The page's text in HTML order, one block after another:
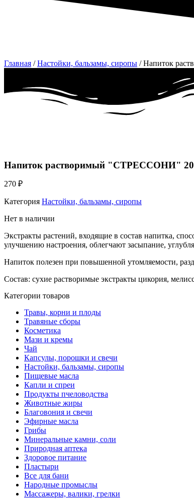
Главная /Настойки, бальзамы, сиропы / Напиток
Напиток растворимый "СТРЕССОНИ" 20
270 ₽
Категория Настойки, бальзамы, сиропы
Нет в наличии
Экстракты растений, входящие в состав напитка,
улучшению настроения, облегчают засыпание,
Напиток полезен при повышенной утомляемости,
Состав: сухие растворимые экстракты цикория,
Категории товаров
Травы, корни и плоды
Травяные сборы
Косметика
Мази и кремы
Чай
Капсулы, порошки и свечи
Настойки, бальзамы, сиропы
Пищевые масла
Капли и спреи
Продукты пчеловодства
Животные жиры
Благовония и свечи
Эфирные масла
Грибы
Минеральные камни, соли
Природная аптека
Здоровое питание
Пластыри
Все для бани
Народные промыслы
Массажеры, валики, грелки​